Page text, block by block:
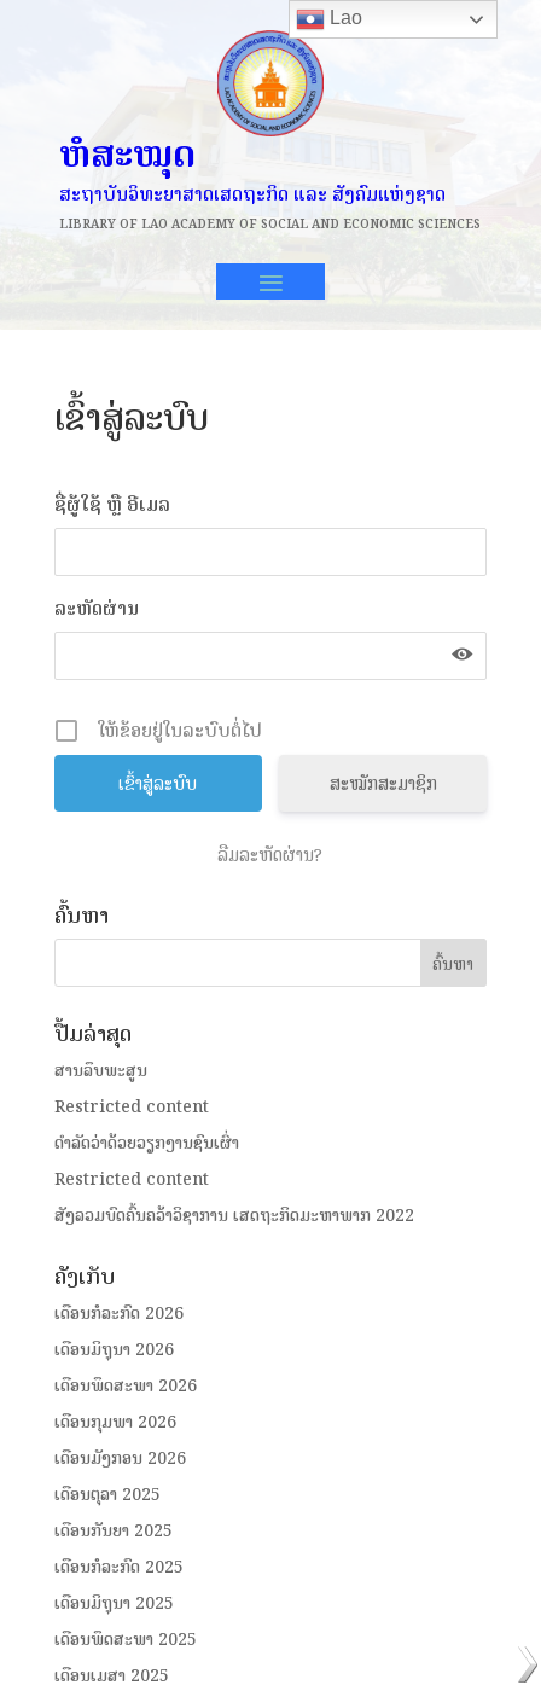
ຫໍສະໝຸດ
ສະຖາບັນວິທະຍາສາດເສດຖະກິດ ແລະ ສັງຄົມແຫ່ງຊາດ
LIBRARY OF LAO ACADEMY OF SOCIAL AND ECONOMIC SCIENCES
ເຂົ້າສູ່ລະບົບ
ຊື່ຜູ້ໃຊ້ ຫຼື ອີເມລ
ລະຫັດຜ່ານ
ໃຫ້ຂ້ອຍຢູ່ໃນລະບົບຕໍ່ໄປ
ສະໝັກສະມາຊິກ
ລືມລະຫັດຜ່ານ?
ຄົ້ນຫາ
ປື້ມລ່າສຸດ
ສານລຶບພະສູນ
Restricted content
ດໍາລັດວ່າດ້ວຍວຽກງານຊົນເຜົ່າ
Restricted content
ສັງລວມບົດຄົ້ນຄວ້າວິຊາການ ເສດຖະກິດມະຫາພາກ 2022
ຄັງເກັບ
ເດືອນກໍລະກົດ 2026
ເດືອນມິຖຸນາ 2026
ເດືອນພຶດສະພາ 2026
ເດືອນກຸມພາ 2026
ເດືອນມັງກອນ 2026
ເດືອນຕຸລາ 2025
ເດືອນກັນຍາ 2025
ເດືອນກໍລະກົດ 2025
ເດືອນມິຖຸນາ 2025
ເດືອນພຶດສະພາ 2025
ເດືອນເມສາ 2025
Lao